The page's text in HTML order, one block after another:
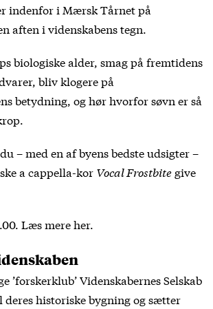
indenfor i Mærsk Tårnet på
aften i videnskabens tegn.
biologiske alder, smag på fremtidens
bliv klogere på
betydning, og hør hvorfor søvn er så
– med en af byens bedste udsigter –
a cappella-kor Vocal Frostbite give
Læs mereher.
’forskerklub’ Videnskabernes Selskab
deres historiske bygning og sætter